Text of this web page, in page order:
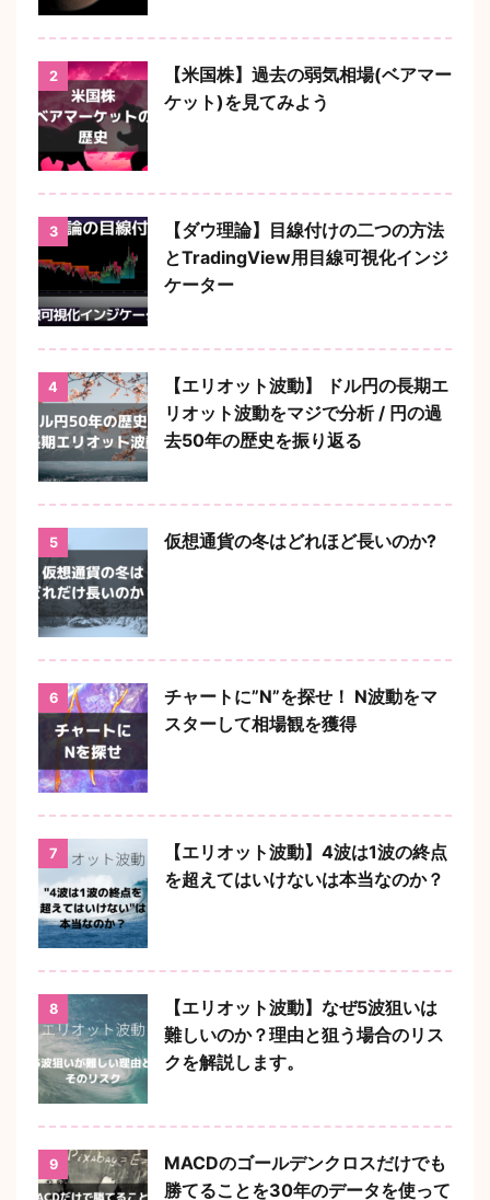
2
【米国株】過去の弱気相場(ベアマー
ケット)を見てみよう
3
【ダウ理論】目線付けの二つの方法
とTradingView用目線可視化インジ
ケーター
4
【エリオット波動】 ドル円の長期エ
リオット波動をマジで分析 / 円の過
去50年の歴史を振り返る
5 仮想通貨の冬はどれほど長いのか?
6
チャートに”N”を探せ！ N波動をマ
スターして相場観を獲得
7
【エリオット波動】4波は1波の終点
を超えてはいけないは本当なのか？
8
【エリオット波動】なぜ5波狙いは
難しいのか？理由と狙う場合のリス
クを解説します。
9
MACDのゴールデンクロスだけでも
勝てることを30年のデータを使って